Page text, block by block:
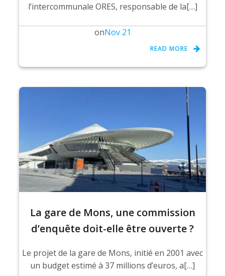
l’intercommunale ORES, responsable de la[…]
onNov 21
READ MORE
La gare de Mons, une commission
d’enquête doit-elle être ouverte ?
Le projet de la gare de Mons, initié en 2001 avec
un budget estimé à 37 millions d’euros, a[…]